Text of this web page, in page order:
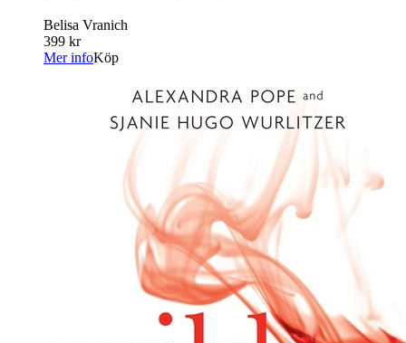
Belisa Vranich
399 kr
Mer infoKöp